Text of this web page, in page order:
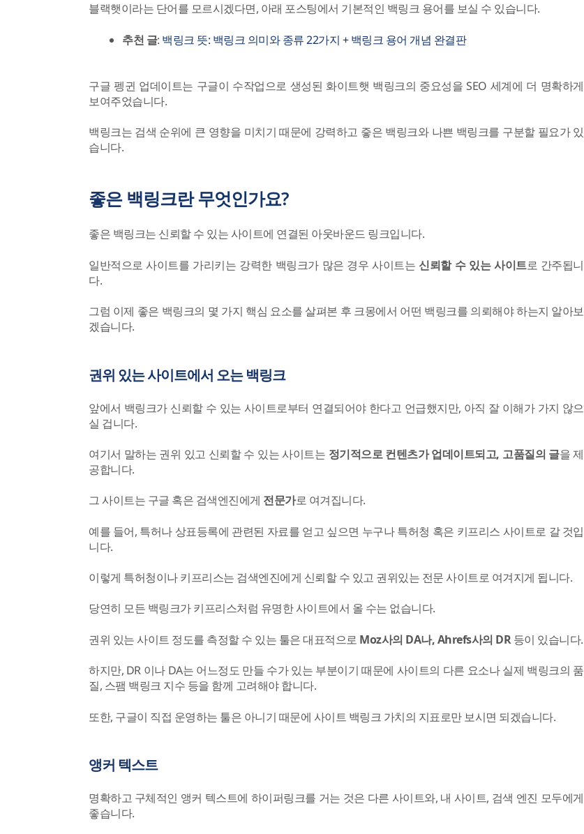
블랙햇이라는 단어를 모르시겠다면, 아래 포스팅에서 기본적인 백링크 용어를 보실 수 있습니다.
추천 글: 백링크 뜻: 백링크 의미와 종류 22가지 + 백링크 용어 개념 완결판
구글 펭귄 업데이트는 구글이 수작업으로 생성된 화이트햇 백링크의 중요성을 SEO 세계에 더 명확하게
보여주었습니다.
백링크는 검색 순위에 큰 영향을 미치기 때문에 강력하고 즣은 백링크와 나쁜 백링크를 구분할 필요가 있
습니다.
좋은 백링크란 무엇인가요?
좋은 백링크는 신뢰할 수 있는 사이트에 연결된 아웃바운드 링크입니다.
일반적으로 사이트를 가리키는 강력한 백링크가 많은 경우 사이트는 신뢰할 수 있는 사이트로 간주됩니
다.
그럼 이제 좋은 백링크의 몇 가지 핵심 요소를 살펴본 후 크몽에서 어떤 백링크를 의뢰해야 하는지 알아보
겠습니다.
권위 있는 사이트에서 오는 백링크
앞에서 백링크가 신뢰할 수 있는 사이트로부터 연결되어야 한다고 언급했지만, 아직 잘 이해가 가지 않으
실 겁니다.
여기서 말하는 권위 있고 신뢰할 수 있는 사이트는 정기적으로 컨텐츠가 업데이트되고, 고품질의 글을 제
공합니다.
그 사이트는 구글 혹은 검색엔진에게 전문가로 여겨집니다.
예를 들어, 특허나 상표등록에 관련된 자료를 얻고 싶으면 누구나 특허청 혹은 키프리스 사이트로 갈 것입
니다.
이렇게 특허청이나 키프리스는 검색엔진에게 신뢰할 수 있고 권위있는 전문 사이트로 여겨지게 됩니다.
당연히 모든 백링크가 키프리스처럼 유명한 사이트에서 올 수는 없습니다.
권위 있는 사이트 정도를 측정할 수 있는 툴은 대표적으로 Moz사의 DA나, Ahrefs사의 DR등이 있습니다.
하지만, DR 이나 DA는 어느정도 만들 수가 있는 부분이기 때문에 사이트의 다른 요소나 실제 백링크의 품
질, 스팸 백링크 지수 등을 함께 고려해야 합니다.
또한, 구글이 직접 운영하는 툴은 아니기 때문에 사이트 백링크 가치의 지표로만 보시면 되겠습니다.
앵커 텍스트
명확하고 구체적인 앵커 텍스트에 하이퍼링크를 거는 것은 다른 사이트와, 내 사이트, 검색 엔진 모두에게
좋습니다.